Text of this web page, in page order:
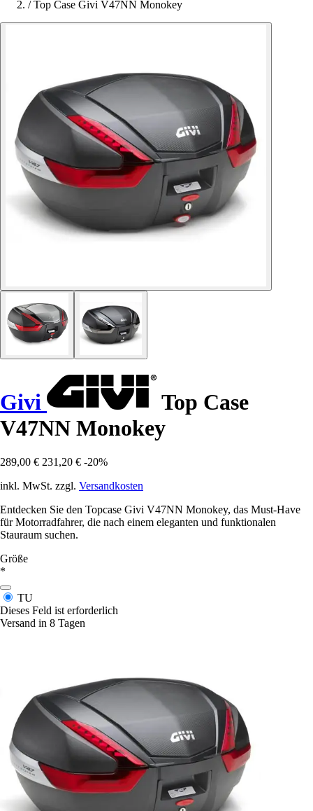
/ Top Case Givi V47NN Monokey
Givi
Top Case
V47NN Monokey
289,00 € 231,20 € -20%
inkl. MwSt. zzgl. Versandkosten
Entdecken Sie den Topcase Givi V47NN Monokey, das Must-Have
für Motorradfahrer, die nach einem eleganten und funktionalen
Stauraum suchen.
Größe
*
TU
Dieses Feld ist erforderlich
Versand in 8 Tagen